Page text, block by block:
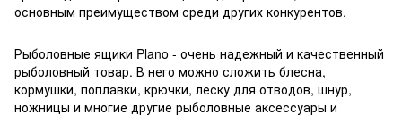
основным преимуществом среди других конкурентов.
Рыболовные ящики Plano - очень надежный и качественный
рыболовный товар. В него можно сложить блесна,
кормушки, поплавки, крючки, леску для отводов, шнур,
ножницы и многие другие рыболовные аксессуары и